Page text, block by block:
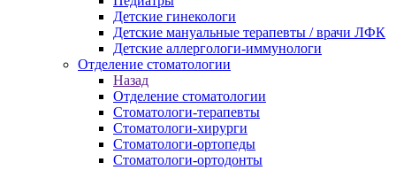
Детские гинекологи
Детские мануальные терапевты / врачи ЛФК
Детские аллергологи-иммунологи
Отделение стоматологии
Назад
Отделение стоматологии
Стоматологи-терапевты
Стоматологи-хирурги
Стоматологи-ортопеды
Стоматологи-ортодонты